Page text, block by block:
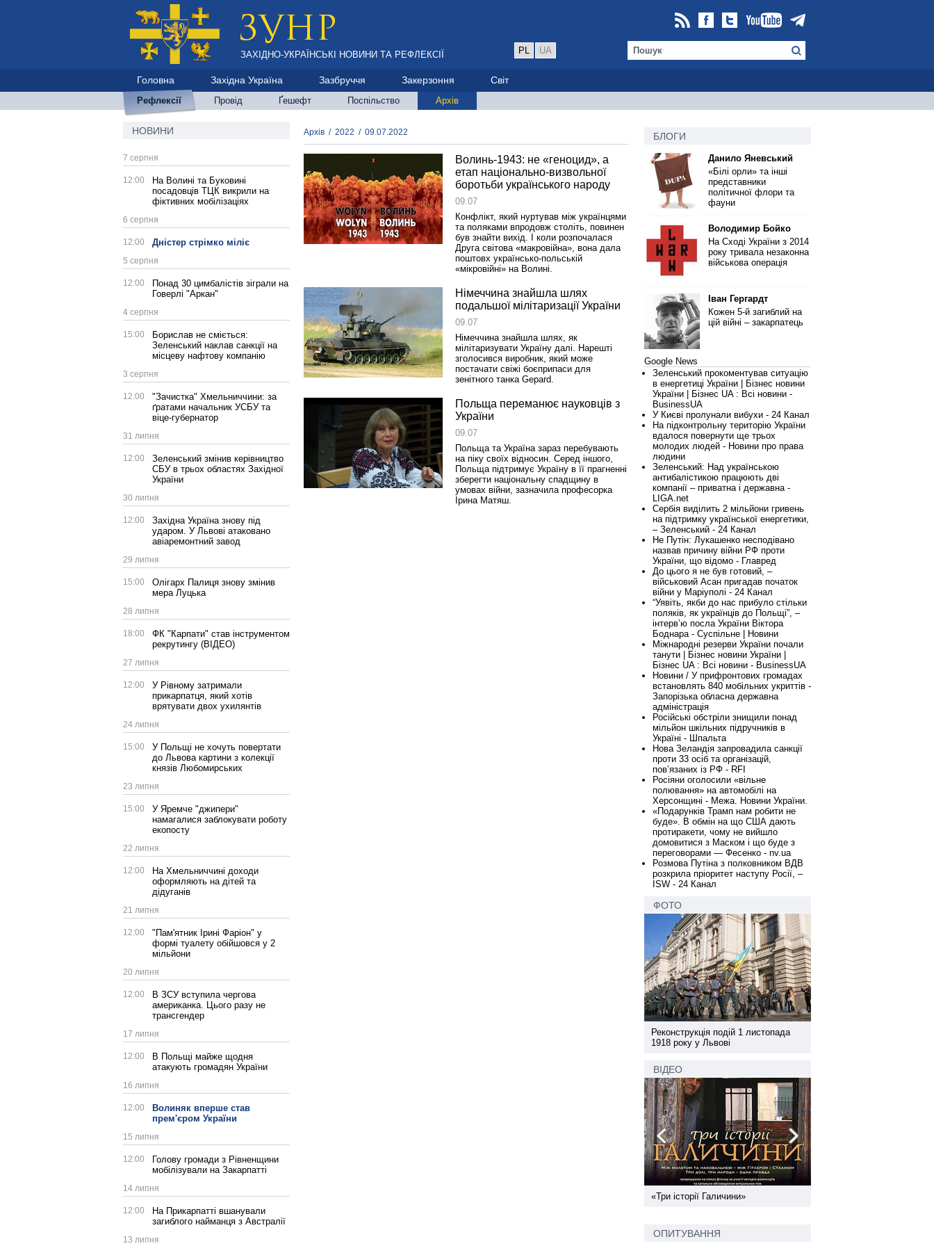
ЗАХІДНО-УКРАЇНСЬКІ НОВИНИ ТА РЕФЛЕКСІЇ PL UA
Головна Західна Україна Зазбруччя Закерзоння Світ
Рефлексії Провід Ґешефт Поспільство Архів
НОВИНИ
7 серпня
12:00
На Волині та Буковині
посадовців ТЦК викрили на
фіктивних мобілізаціях
6 серпня
12:00 Дністер стрімко міліє
5 серпня
12:00
Понад 30 цимбалістів зіграли на
Говерлі "Аркан"
4 серпня
15:00
Борислав не сміється:
Зеленський наклав санкції на
місцеву нафтову компанію
3 серпня
12:00
"Зачистка" Хмельниччини: за
ґратами начальник УСБУ та
віце-губернатор
31 липня
12:00
Зеленський змінив керівництво
СБУ в трьох областях Західної
України
30 липня
12:00
Західна Україна знову під
ударом. У Львові атаковано
авіаремонтний завод
29 липня
15:00
Олігарх Палиця знову змінив
мера Луцька
28 липня
18:00
ФК "Карпати" став інструментом
рекрутингу (ВІДЕО)
27 липня
12:00
У Рівному затримали
прикарпатця, який хотів
врятувати двох ухилянтів
24 липня
15:00
У Польщі не хочуть повертати
до Львова картини з колекції
князів Любомирських
23 липня
15:00
У Яремче "джипери"
намагалися заблокувати роботу
екопосту
22 липня
12:00
На Хмельниччині доходи
оформляють на дітей та
дідуганів
21 липня
12:00
"Пам'ятник Ірині Фаріон" у
формі туалету обійшовся у 2
мільйони
20 липня
12:00
В ЗСУ вступила чергова
американка. Цього разу не
трансгендер
17 липня
12:00
В Польщі майже щодня
атакують громадян України
16 липня
12:00
Волиняк вперше став
прем'єром України
15 липня
12:00
Голову громади з Рівненщини
мобілізували на Закарпатті
14 липня
12:00
На Прикарпатті вшанували
загиблого найманця з Австралії
13 липня
Архів / 2022 / 09.07.2022
Волинь-1943: не «геноцид», а
етап національно-визвольної
боротьби українського народу
09.07
Конфлікт, який нуртував між українцями
та поляками впродовж століть, повинен
був знайти вихід. І коли розпочалася
Друга світова «макровійна», вона дала
поштовх українсько-польській
«мікровійні» на Волині.
Німеччина знайшла шлях
подальшої мілітаризації України
09.07
Німеччина знайшла шлях, як
мілітаризувати Україну далі. Нарешті
зголосився виробник, який може
постачати свіжі боєприпаси для
зенітного танка Gepard.
Польща переманює науковців з
України
09.07
Польща та Україна зараз перебувають
на піку своїх відносин. Серед іншого,
Польща підтримує Україну в її прагненні
зберегти національну спадщину в
умовах війни, зазначила професорка
Ірина Матяш.
БЛОГИ
Данило Яневський
«Білі орли» та інші
представники
політичної флори та
фауни
Володимир Бойко
На Сході України з 2014
року тривала незаконна
військова операція
Іван Гергардт
Кожен 5-й загиблий на
цій війні – закарпатець
Google News
Зеленський прокоментував ситуацію
в енергетиці України | Бізнес новини
України | Бізнес UA : Всі новини -
BusinessUA
У Києві пролунали вибухи - 24 Канал
На підконтрольну територію України
вдалося повернути ще трьох
молодих людей - Новини про права
людини
Зеленський: Над українською
антибалістикою працюють дві
компанії – приватна і державна -
LIGA.net
Сербія виділить 2 мільйони гривень
на підтримку української енергетики,
– Зеленський - 24 Канал
Не Путін: Лукашенко несподівано
назвав причину війни РФ проти
України, що відомо - Главред
До цього я не був готовий, –
військовий Асан пригадав початок
війни у Маріуполі - 24 Канал
“Уявіть, якби до нас прибуло стільки
поляків, як українців до Польщі”, –
інтервʼю посла України Віктора
Боднара - Суспільне | Новини
Міжнародні резерви України почали
танути | Бізнес новини України |
Бізнес UA : Всі новини - BusinessUA
Новини / У прифронтових громадах
встановлять 840 мобільних укриттів -
Запорізька обласна державна
адміністрація
Російські обстріли знищили понад
мільйон шкільних підручників в
Україні - Шпальта
Нова Зеландія запровадила санкції
проти 33 осіб та організацій,
пов’язаних із РФ - RFI
Росіяни оголосили «вільне
полювання» на автомобілі на
Херсонщині - Межа. Новини України.
«Подарунків Трамп нам робити не
буде». В обмін на що США дають
протиракети, чому не вийшло
домовитися з Маском і що буде з
переговорами — Фесенко - nv.ua
Розмова Путіна з полковником ВДВ
розкрила пріоритет наступу Росії, –
ISW - 24 Канал
ФОТО
Реконструкція подій 1 листопада
1918 року у Львові
ВІДЕО
«Три історії Галичини»
ОПИТУВАННЯ